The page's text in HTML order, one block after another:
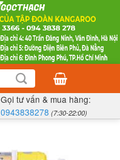
Gọi tư vấn & mua hàng:
0943838278 (7:30-22:00)